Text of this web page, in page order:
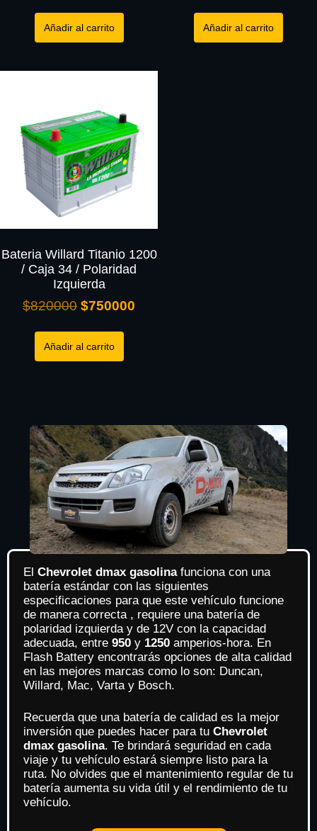
Añadir al carrito Añadir al carrito
Bateria Willard Titanio 1200
/ Caja 34 / Polaridad
Izquierda
$820000 $750000
Añadir al carrito
El Chevrolet dmax gasolina funciona con una
batería estándar con las siguientes
especificaciones para que este vehículo funcione
de manera correcta , requiere una batería de
polaridad izquierda y de 12V con la capacidad
adecuada, entre 950 y 1250 amperios-hora. En
Flash Battery encontrarás opciones de alta calidad
en las mejores marcas como lo son: Duncan,
Willard, Mac, Varta y Bosch.
Recuerda que una batería de calidad es la mejor
inversión que puedes hacer para tu Chevrolet
dmax gasolina. Te brindará seguridad en cada
viaje y tu vehículo estará siempre listo para la
ruta. No olvides que el mantenimiento regular de tu
batería aumenta su vida útil y el rendimiento de tu
vehículo.